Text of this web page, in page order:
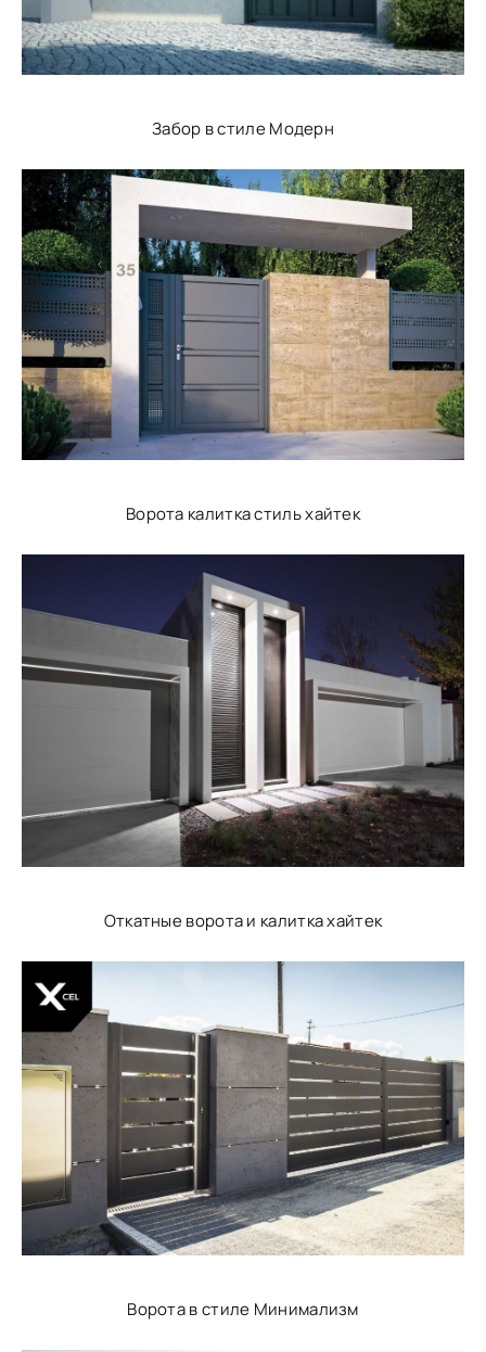
Забор в стиле Модерн
Ворота калитка стиль хайтек
Откатные ворота и калитка хайтек
Ворота в стиле Минимализм